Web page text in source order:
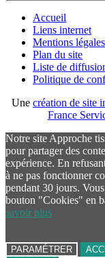
Accueil
Liens internet
Mentions légales
Plan du site
Liste de
Politique de
Une création de site
France
Notre site Approche
pour partager des
expérience. En
à ne pas fonctionner
pendant 30 jours.
bouton "Cookies" en
savoir plus
PARAMÉTRER